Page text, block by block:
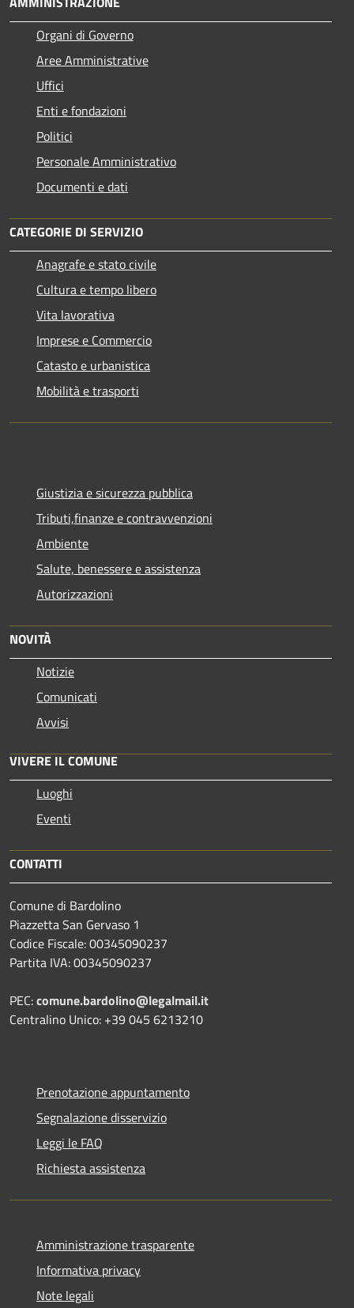
Organi di Governo
Aree Amministrative
Uffici
Enti e fondazioni
Politici
Personale Amministrativo
Documenti e dati
CATEGORIE DI SERVIZIO
Anagrafe e stato civile
Cultura e tempo libero
Vita lavorativa
Imprese e Commercio
Catasto e urbanistica
Mobilità e trasporti
Giustizia e sicurezza pubblica
Tributi,finanze e contravvenzioni
Ambiente
Salute, benessere e assistenza
Autorizzazioni
NOVITÀ
Notizie
Comunicati
Avvisi
VIVERE IL COMUNE
Luoghi
Eventi
CONTATTI
Comune di Bardolino
Piazzetta San Gervaso 1
Codice Fiscale: 00345090237
Partita IVA: 00345090237
PEC:comune.bardolino@legalmail.it
Centralino Unico: +39 045 6213210
Prenotazione appuntamento
Segnalazione disservizio
Leggi le FAQ
Richiesta assistenza
Amministrazione trasparente
Informativa privacy
Note legali